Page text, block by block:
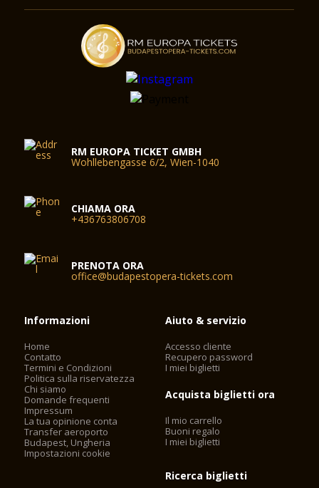
RM EUROPA TICKET GMBH
Wohllebengasse 6/2, Wien-1040
CHIAMA ORA
+436763806708
PRENOTA ORA
office@budapestopera-tickets.com
Informazioni
Home
Contatto
Termini e Condizioni
Politica sulla riservatezza
Chi siamo
Domande frequenti
Impressum
La tua opinione conta
Transfer aeroporto
Budapest, Ungheria
Impostazioni cookie
Aiuto & servizio
Accesso cliente
Recupero password
I miei biglietti
Acquista biglietti ora
Il mio carrello
Buoni regalo
I miei biglietti
Ricerca biglietti